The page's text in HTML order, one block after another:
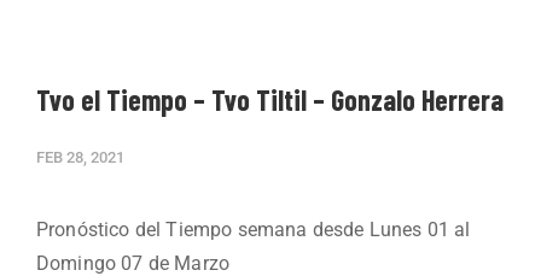
Tvo el Tiempo – Tvo Tiltil – Gonzalo Herrera
FEB 28, 2021
Pronóstico del Tiempo semana desde Lunes 01 al
Domingo 07 de Marzo